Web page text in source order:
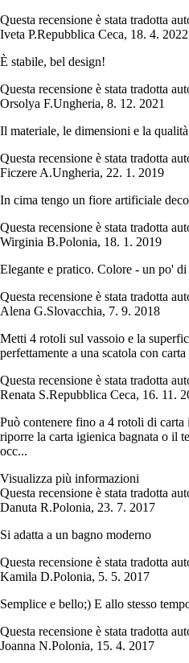
Questa recensione è stata tradotta
Iveta P.Repubblica Ceca, 18. 4. 2022
È stabile, bel design!
Questa recensione è stata tradotta
Orsolya F.Ungheria, 8. 12. 2021
Il materiale, le dimensioni e la
Questa recensione è stata tradotta
Ficzere A.Ungheria, 22. 1. 2019
In cima tengo un fiore artificiale
Questa recensione è stata tradotta
Wirginia B.Polonia, 18. 1. 2019
Elegante e pratico. Colore - un po' di
Questa recensione è stata tradotta
Alena G.Slovacchia, 7. 9. 2018
Metti 4 rotoli sul vassoio e la
perfettamente a una scatola con
Questa recensione è stata tradotta
Renata S.Repubblica Ceca, 16. 11.
Può contenere fino a 4 rotoli di
riporre la carta igienica bagnata o il
occ...
Visualizza più informazioni
Questa recensione è stata tradotta
Danuta R.Polonia, 23. 7. 2017
Si adatta a un bagno moderno
Questa recensione è stata tradotta
Kamila D.Polonia, 5. 5. 2017
Semplice e bello;) E allo stesso
Questa recensione è stata tradotta
Joanna N.Polonia, 15. 4. 2017